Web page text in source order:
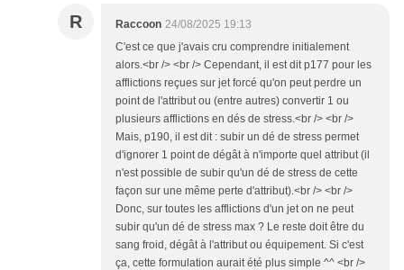
R Raccoon 24/08/2025 19:13
C'est ce que j'avais cru comprendre initialement
alors.<br /> <br /> Cependant, il est dit p177 pour les
afflictions reçues sur jet forcé qu'on peut perdre un
point de l'attribut ou (entre autres) convertir 1 ou
plusieurs afflictions en dés de stress.<br /> <br />
Mais, p190, il est dit : subir un dé de stress permet
d'ignorer 1 point de dégât à n'importe quel attribut (il
n'est possible de subir qu'un dé de stress de cette
façon sur une même perte d'attribut).<br /> <br />
Donc, sur toutes les afflictions d'un jet on ne peut
subir qu'un dé de stress max ? Le reste doit être du
sang froid, dégât à l'attribut ou équipement. Si c'est
ça, cette formulation aurait été plus simple ^^ <br />